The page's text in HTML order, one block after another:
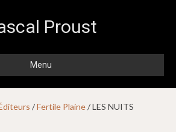
Proust
Menu
/Fertile Plaine/ LES NUITS